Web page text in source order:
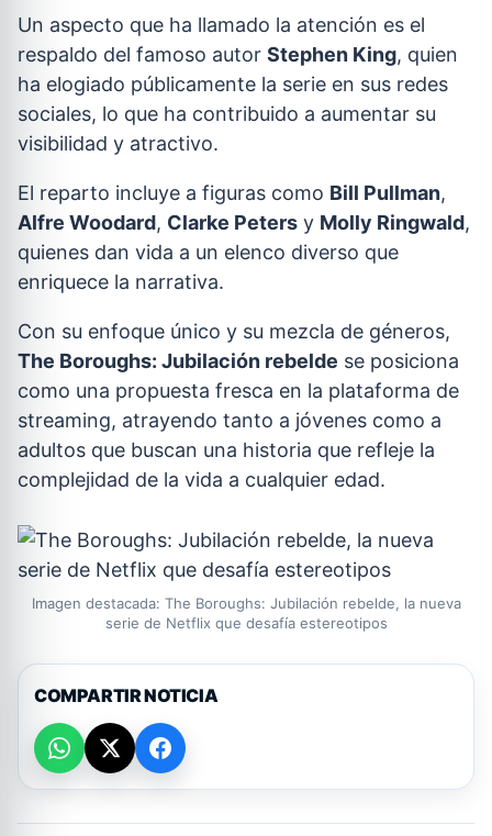
Un aspecto que ha llamado la atención es el
respaldo del famoso autor Stephen King, quien
ha elogiado públicamente la serie en sus redes
sociales, lo que ha contribuido a aumentar su
visibilidad y atractivo.
El reparto incluye a figuras como Bill Pullman,
Alfre Woodard, Clarke Peters y Molly Ringwald,
quienes dan vida a un elenco diverso que
enriquece la narrativa.
Con su enfoque único y su mezcla de géneros,
The Boroughs: Jubilación rebelde se posiciona
como una propuesta fresca en la plataforma de
streaming, atrayendo tanto a jóvenes como a
adultos que buscan una historia que refleje la
complejidad de la vida a cualquier edad.
Imagen destacada: The Boroughs: Jubilación rebelde, la nueva
serie de Netflix que desafía estereotipos
COMPARTIR NOTICIA